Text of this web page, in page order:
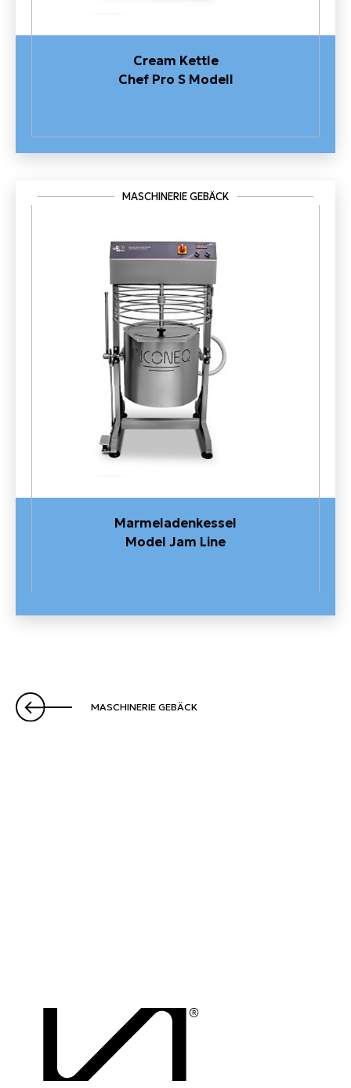
Cream Kettle
Chef Pro S Modell
MASCHINERIE GEBÄCK
Marmeladenkessel
Model Jam Line
MASCHINERIE GEBÄCK